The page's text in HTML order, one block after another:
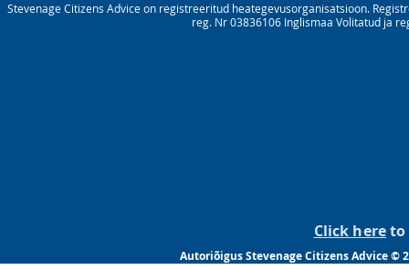
Stevenage Citizens Advice on registreeritud heategevusorganisatsioon.
reg. Nr 03836106 Inglismaa Volitatud ja
Click hereto
Autoriõigus Stevenage Citizens Advice ©